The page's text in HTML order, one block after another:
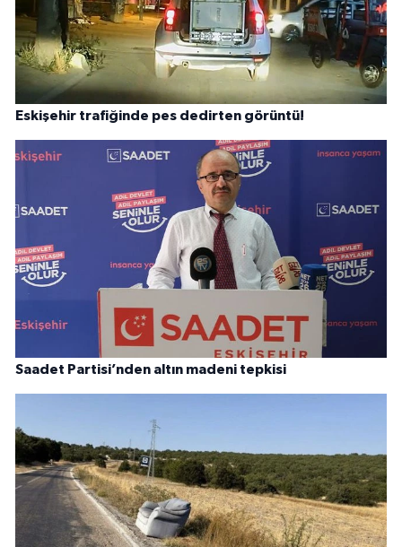
Eskişehir trafiğinde pes dedirten görüntü!
Saadet Partisi’nden altın madeni tepkisi